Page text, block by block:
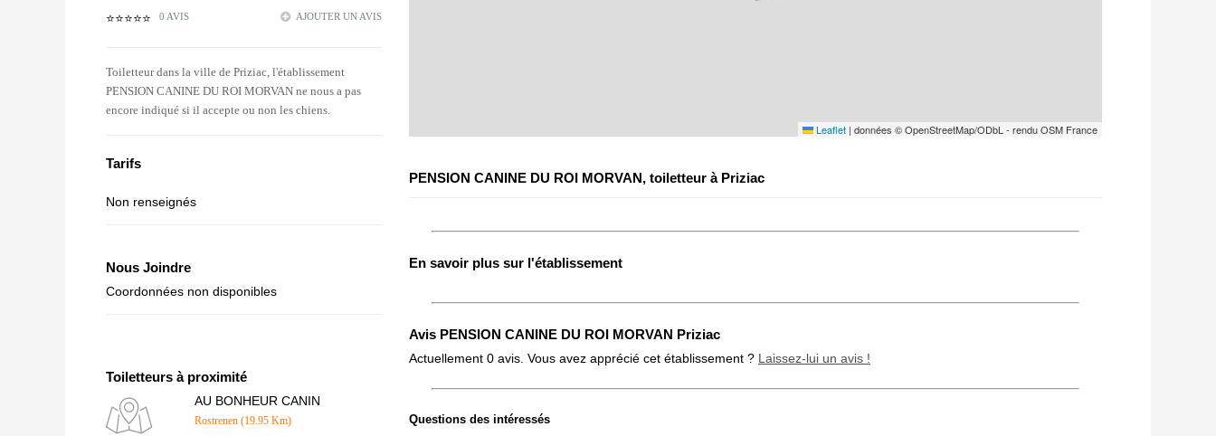
⭐⭐⭐⭐⭐ 0 AVIS AJOUTER UN AVIS
Toiletteur dans la ville de Priziac, l'établissement
PENSION CANINE DU ROI MORVAN ne nous a pas
encore indiqué si il accepte ou non les chiens.
Tarifs
Non renseignés
Nous Joindre
Coordonnées non disponibles
Toiletteurs à proximité
AU BONHEUR CANIN
Rostrenen (19.95 Km)
Leaflet | données © OpenStreetMap/ODbL - rendu OSM France
PENSION CANINE DU ROI MORVAN, toiletteur à Priziac
En savoir plus sur l'établissement
Avis PENSION CANINE DU ROI MORVAN Priziac
Actuellement 0 avis. Vous avez apprécié cet établissement ? Laissez-lui un avis !
Note globale
Questions des intéressés